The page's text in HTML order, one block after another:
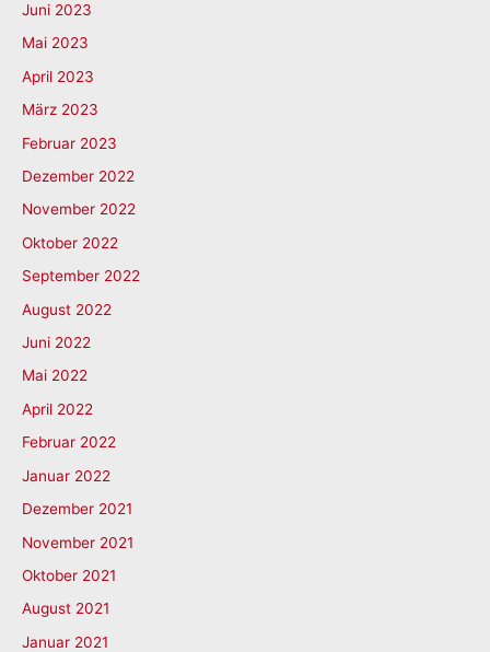
Juni 2023
Mai 2023
April 2023
März 2023
Februar 2023
Dezember 2022
November 2022
Oktober 2022
September 2022
August 2022
Juni 2022
Mai 2022
April 2022
Februar 2022
Januar 2022
Dezember 2021
November 2021
Oktober 2021
August 2021
Januar 2021